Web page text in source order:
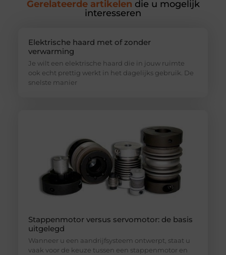
Gerelateerde artikelen die u mogelijk
interesseren
Elektrische haard met of zonder
verwarming
Je wilt een elektrische haard die in jouw ruimte
ook echt prettig werkt in het dagelijks gebruik. De
snelste manier
Stappenmotor versus servomotor: de basis
uitgelegd
Wanneer u een aandrijfsysteem ontwerpt, staat u
vaak voor de keuze tussen een stappenmotor en